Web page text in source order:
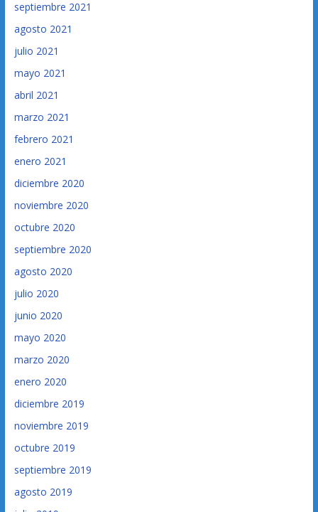
septiembre 2021
agosto 2021
julio 2021
mayo 2021
abril 2021
marzo 2021
febrero 2021
enero 2021
diciembre 2020
noviembre 2020
octubre 2020
septiembre 2020
agosto 2020
julio 2020
junio 2020
mayo 2020
marzo 2020
enero 2020
diciembre 2019
noviembre 2019
octubre 2019
septiembre 2019
agosto 2019